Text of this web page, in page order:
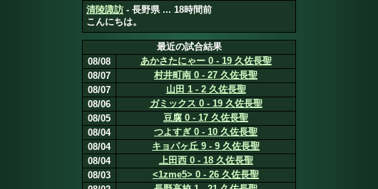
清陵諏訪 - 長野県 ... 18時間前
こんにちは。
最近の試合結果
08/08
あかさたにゃー 0 - 19 久佐長聖
08/07
村井町南 0 - 27 久佐長聖
08/07
山田 1 - 2 久佐長聖
08/06
ガミックス 0 - 19 久佐長聖
08/05
豆腐 0 - 17 久佐長聖
08/04
つよすぎ 0 - 10 久佐長聖
08/04
キョパヶ丘 9 - 9 久佐長聖
08/04
上田西 0 - 18 久佐長聖
08/03
<1zme5> 0 - 26 久佐長聖